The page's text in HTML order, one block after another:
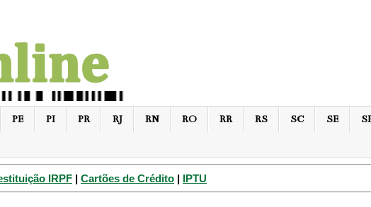
PE PI PR RJ RN RO RR RS SC SE
IRPF | Cartões de Crédito | IPTU